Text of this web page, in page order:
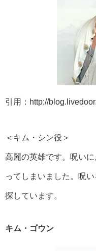
引用：http://
＜キム・シン役＞
高麗の英雄です。呪い
ってしまいました。呪
探しています。
キム・ゴウン